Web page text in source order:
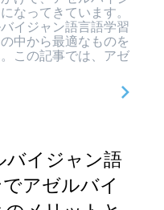
なってきています。
イジャン語言語学習
中から最適なものを
この記事では、アゼ
バイジャン語
アゼルバイ